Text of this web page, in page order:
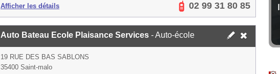
Afficher les détails 02 99 31 80 85
Auto Bateau Ecole Plaisance Services - Auto-école
19 RUE DES BAS SABLONS
35400 Saint-malo